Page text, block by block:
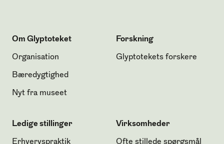
Om Glyptoteket
Organisation
Bæredygtighed
Nyt fra museet
Forskning
Glyptotekets forskere
Ledige stillinger
Erhvervspraktik
Virksomheder
Ofte stillede spørgsmål